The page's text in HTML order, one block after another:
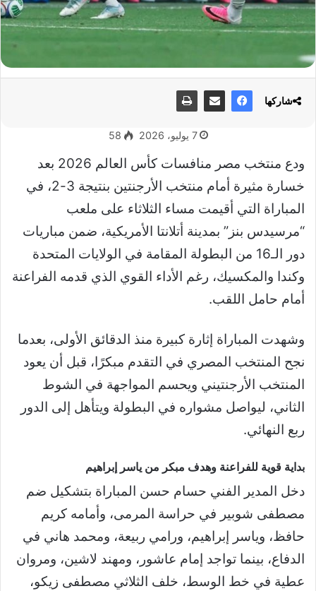
7 يوليو، 2026 58
ودع منتخب مصر منافسات كأس العالم 2026 بعد
خسارة مثيرة أمام منتخب الأرجنتين بنتيجة 3-2، في
المباراة التي أقيمت مساء الثلاثاء على ملعب
“مرسيدس بنز” بمدينة أتلانتا الأمريكية، ضمن مباريات
دور الـ16 من البطولة المقامة في الولايات المتحدة
وكندا والمكسيك، رغم الأداء القوي الذي قدمه الفراعنة
أمام حامل اللقب.
وشهدت المباراة إثارة كبيرة منذ الدقائق الأولى، بعدما
نجح المنتخب المصري في التقدم مبكرًا، قبل أن يعود
المنتخب الأرجنتيني ويحسم المواجهة في الشوط
الثاني، ليواصل مشواره في البطولة ويتأهل إلى الدور
ربع النهائي.
بداية قوية للفراعنة وهدف مبكر من ياسر إبراهيم
دخل المدير الفني حسام حسن المباراة بتشكيل ضم
مصطفى شوبير في حراسة المرمى، وأمامه كريم
حافظ، وياسر إبراهيم، ورامي ربيعة، ومحمد هاني في
الدفاع، بينما تواجد إمام عاشور، ومهند لاشين، ومروان
عطية في خط الوسط، خلف الثلاثي مصطفى زيكو،
شاركها